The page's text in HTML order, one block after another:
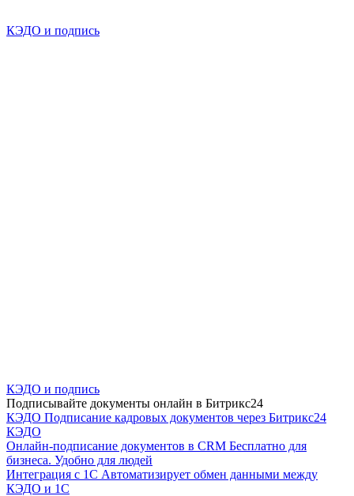
КЭДО и подпись
КЭДО и подпись
Подписывайте документы онлайн в Битрикс24
КЭДО Подписание кадровых документов через Битрикс24
КЭДО
Онлайн-подписание документов в CRM Бесплатно для
бизнеса. Удобно для людей
Интеграция с 1С Автоматизирует обмен данными между
КЭДО и 1С